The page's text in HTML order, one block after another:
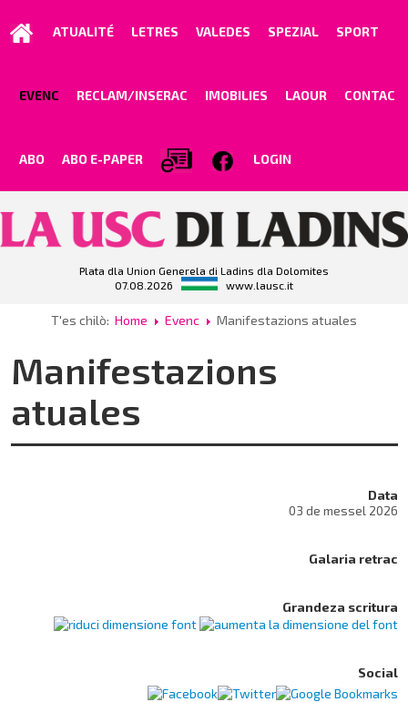
ATUALITÉ LETRES VALEDES SPEZIAL SPORT
EVENC RECLAM/INSERAC IMOBILIES LAOUR CONTAC
ABO ABO E-PAPER LOGIN
Plata dla Union Generela di Ladins dla Dolomites
07.08.2026
www.lausc.it
T'es chilò: Home Evenc Manifestazions atuales
Manifestazions
atuales
Data
03 de messel 2026
Galaria retrac
Grandeza scritura
Social